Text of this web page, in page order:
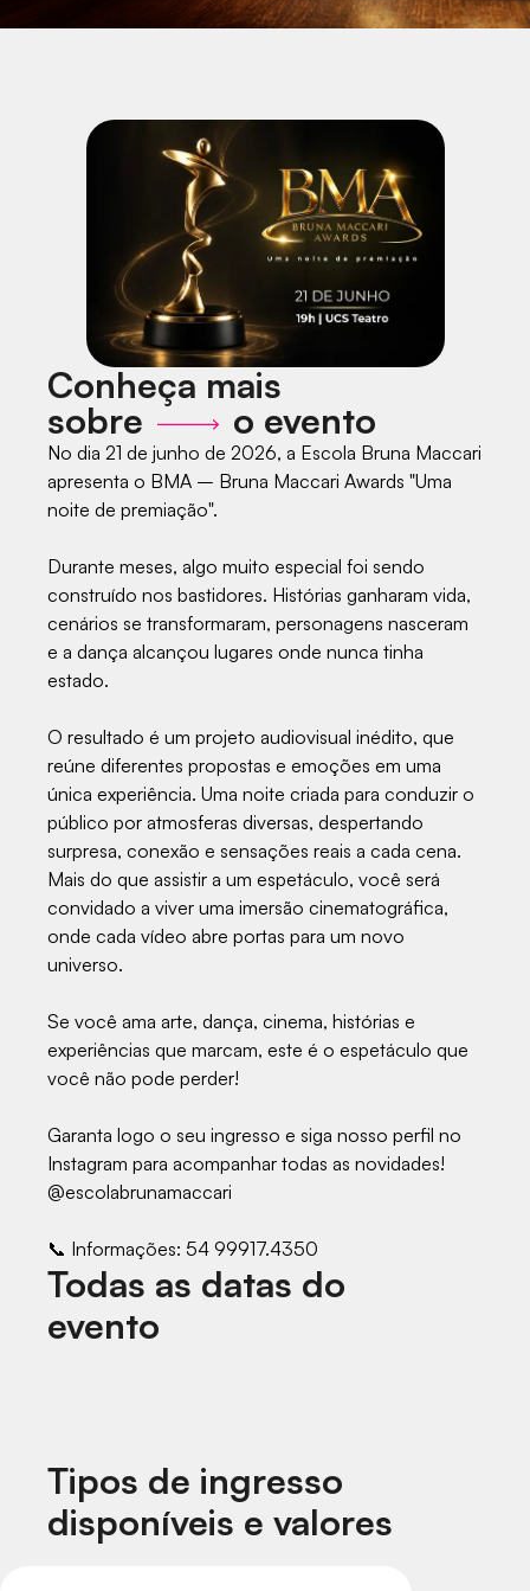
Conheça mais
sobre
o evento
No dia 21 de junho de 2026, a Escola Bruna Maccari
apresenta o BMA – Bruna Maccari Awards "Uma
noite de premiação".
Durante meses, algo muito especial foi sendo
construído nos bastidores. Histórias ganharam vida,
cenários se transformaram, personagens nasceram
e a dança alcançou lugares onde nunca tinha
estado.
O resultado é um projeto audiovisual inédito, que
reúne diferentes propostas e emoções em uma
única experiência. Uma noite criada para conduzir o
público por atmosferas diversas, despertando
surpresa, conexão e sensações reais a cada cena.
Mais do que assistir a um espetáculo, você será
convidado a viver uma imersão cinematográfica,
onde cada vídeo abre portas para um novo
universo.
Se você ama arte, dança, cinema, histórias e
experiências que marcam, este é o espetáculo que
você não pode perder!
Garanta logo o seu ingresso e siga nosso perfil no
Instagram para acompanhar todas as novidades!
@escolabrunamaccari
📞 Informações: 54 99917.4350
Todas as datas do
evento
Tipos de ingresso
disponíveis e valores